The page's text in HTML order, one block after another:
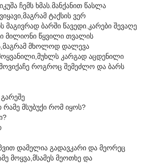
ჩემს ხმას.მანქანით წასლა
ტაქსის ვერ
ბარში წავედი.კარები შევაღე
მილიონი წყვილი თვალის
მხოლოდ დალევა
კარგად აცდენილი
როგროც შემეძლო და ბარს
მსუბუქი რომ იყოს?
დამელია გადავკარი და მეორეც
მოყვა,მსამეს მეოთხე და